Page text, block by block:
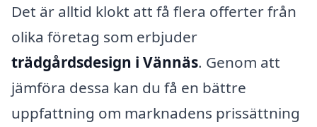
Det är alltid klokt att få flera offerter från
olika företag som erbjuder
trädgårdsdesign i Vännäs. Genom att
jämföra dessa kan du få en bättre
uppfattning om marknadens prissättning